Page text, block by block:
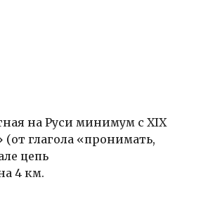
на Руси минимум с XIX
глагола «пронимать,
цепь
4 км.